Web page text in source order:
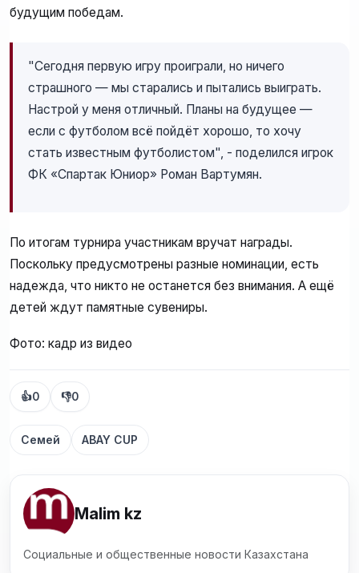
будущим победам.
"Сегодня первую игру проиграли, но ничего
страшного — мы старались и пытались выиграть.
Настрой у меня отличный. Планы на будущее —
если с футболом всё пойдёт хорошо, то хочу
стать известным футболистом", - поделился игрок
ФК «Спартак Юниор» Роман Вартумян.
По итогам турнира участникам вручат награды.
Поскольку предусмотрены разные номинации, есть
надежда, что никто не останется без внимания. А ещё
детей ждут памятные сувениры.
Фото: кадр из видео
👍0 👎0
Семей ABAY CUP
Malim kz
Социальные и общественные новости Казахстана